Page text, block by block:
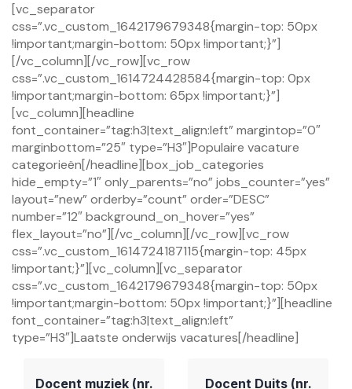
[vc_separator
css=”.vc_custom_1642179679348{margin-top: 50px
!important;margin-bottom: 50px !important;}”]
[/vc_column][/vc_row][vc_row
css=”.vc_custom_1614724428584{margin-top: 0px
!important;margin-bottom: 65px !important;}”]
[vc_column][headline
font_container=”tag:h3|text_align:left” margintop=”0″
marginbottom=”25″ type=”H3″]Populaire vacature
categorieën[/headline][box_job_categories
hide_empty=”1″ only_parents=”no” jobs_counter=”yes”
layout=”new” orderby=”count” order=”DESC”
number=”12″ background_on_hover=”yes”
flex_layout=”no”][/vc_column][/vc_row][vc_row
css=”.vc_custom_1614724187115{margin-top: 45px
!important;}”][vc_column][vc_separator
css=”.vc_custom_1642179679348{margin-top: 50px
!important;margin-bottom: 50px !important;}”][headline
font_container=”tag:h3|text_align:left”
type=”H3″]Laatste onderwijs vacatures[/headline]
Docent muziek (nr.
Docent Duits (nr.